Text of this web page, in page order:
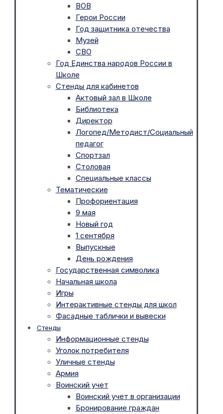
ВОВ
Герои России
Год защитника отечества
Музей
СВО
Год Единства народов России в
Школе
Стенды для кабинетов
Актовый зал в Школе
Библиотека
Директор
Логопед/Методист/Социальный
педагог
Спортзал
Столовая
Специальные классы
Тематические
Профориентация
9 мая
Новый год
1 сентября
Выпускные
День рождения
Государственная символика
Начальная школа
Игры
Интерактивные стенды для школ
Фасадные таблички и вывески
Стенды
Информационные стенды
Уголок потребителя
Уличные стенды
Армия
Воинский учет
Воинский учет в организации
Бронирование граждан